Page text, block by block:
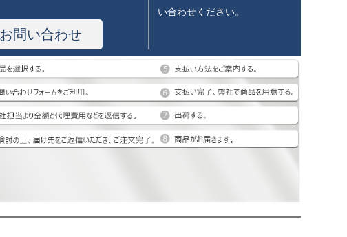
お問い合わせ
い合わせください。